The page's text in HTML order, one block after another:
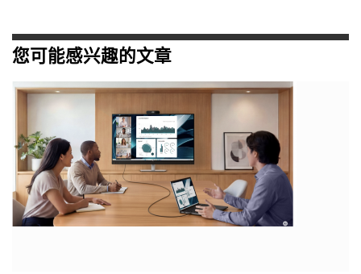
您可能感兴趣的文章